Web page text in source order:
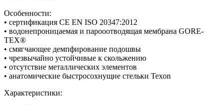
Особенности:
• сертификация CE EN ISO 20347:2012
• водонепроницаемая и парооотводящая мембрана GORE-
TEX®
• смягчающее демпфирование подошвы
• чрезвычайно устойчивые к скольжению
• отсутствие металлических элементов
• анатомические быстросохнущие стельки Texon
Характеристики: